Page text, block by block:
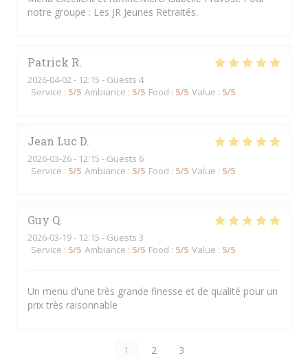
notre groupe : Les JR Jeunes Retraités.
Patrick R
2026-04-02 - 12:15 - Guests 4
Service : 5/5 Ambiance : 5/5 Food : 5/5 Value : 5/5
Jean Luc D
2026-03-26- 12:15 - Guests 6
Service : 5/5 Ambiance : 5/5 Food : 5/5 Value : 5/5
Guy Q
2026-03-19- 12:15 - Guests 3
Service : 5/5 Ambiance : 5/5 Food : 5/5 Value : 5/5
Un menu d'une très grande finesse et de qualité pour un
prix très raisonnable
1 2 3